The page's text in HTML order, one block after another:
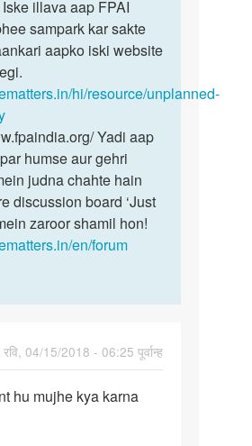
illava aap FPAI
sampark kar sakte
aapko iski website
hi/resource/unplanned-
Yadi aap
humse aur gehri
judna chahte hain
discussion board ‘Just
zaroor shamil hon!
en/forum
रवि, 04/15/2018 - 06:25 पूर्वान्ह
hu mujhe kya karna